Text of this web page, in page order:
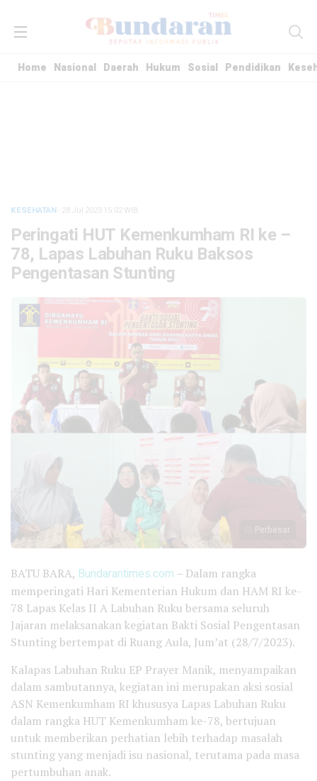
Home Nasional Daerah Hukum Sosial Pendidikan
KESEHATAN · 28 Jul 2023 15:02 WIB
Peringati HUT Kemenkumham RI ke –
78, Lapas Labuhan Ruku Baksos
Pengentasan Stunting
Perbesar
BATU BARA, Bundarantimes.com – Dalam rangka
memperingati Hari Kementerian Hukum dan HAM RI ke-
78 Lapas Kelas II A Labuhan Ruku bersama seluruh
Jajaran melaksanakan kegiatan Bakti Sosial Pengentasan
Stunting bertempat di Ruang Aula, Jum’at (28/7/2023).
Kalapas Labuhan Ruku EP Prayer Manik, menyampaikan
dalam sambutannya, kegiatan ini merupakan aksi sosial
ASN Kemenkumham RI khususya Lapas Labuhan Ruku
dalam rangka HUT Kemenkumham ke-78, bertujuan
untuk memberikan perhatian lebih terhadap masalah
stunting yang menjadi isu nasional, terutama pada masa
pertumbuhan anak.